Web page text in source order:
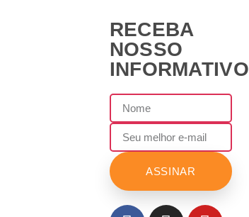
RECEBA
NOSSO
INFORMATIVO
ASSINAR